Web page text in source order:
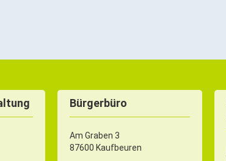
Bürgerbüro
Am Graben 3
87600 Kaufbeuren